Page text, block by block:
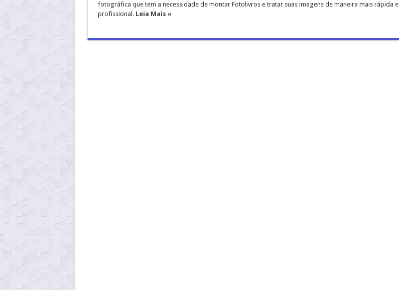
fotográfica que tem a necessidade de montar Fotolivros e tratar suas imagens de maneira mais rápida e
profissional. Leia Mais »